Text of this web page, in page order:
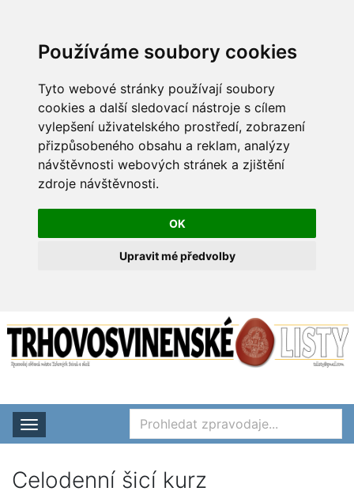
Používáme soubory cookies
Tyto webové stránky používají soubory
cookies a další sledovací nástroje s cílem
vylepšení uživatelského prostředí, zobrazení
přizpůsobeného obsahu a reklam, analýzy
návštěvnosti webových stránek a zjištění
zdroje návštěvnosti.
OK
Upravit mé předvolby
Rozbalit nabídku
Celodenní šicí kurz